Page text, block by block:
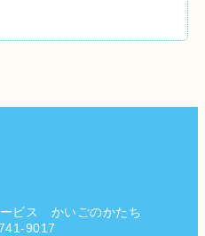
ビス かいごのかたち
9017